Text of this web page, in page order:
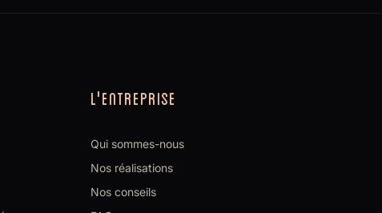
L'ENTREPRISE
Qui sommes-nous
Nos réalisations
Nos conseils